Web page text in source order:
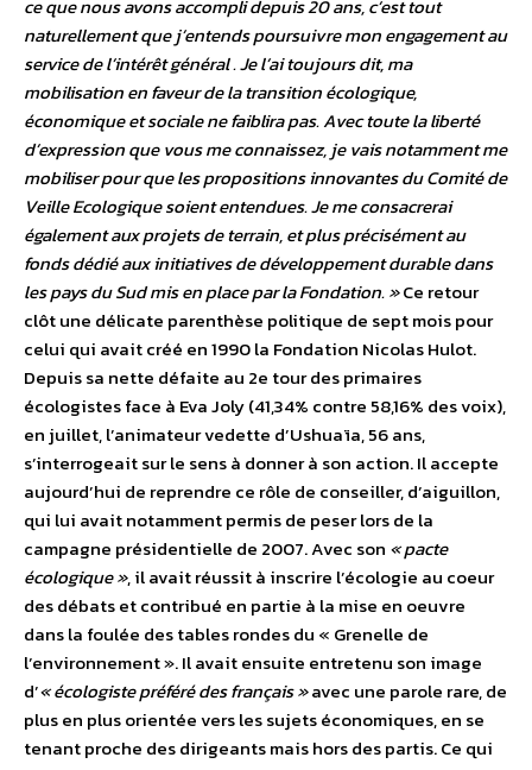
ce que nous avons accompli depuis 20 ans, c’est tout
naturellement que j’entends poursuivre mon engagement au
service de l’intérêt général . Je l’ai toujours dit, ma
mobilisation en faveur de la transition écologique,
économique et sociale ne faiblira pas. Avec toute la liberté
d’expression que vous me connaissez, je vais notamment me
mobiliser pour que les propositions innovantes du Comité de
Veille Ecologique soient entendues. Je me consacrerai
également aux projets de terrain, et plus précisément au
fonds dédié aux initiatives de développement durable dans
les pays du Sud mis en place par la Fondation. »Ce retour
clôt une délicate parenthèse politique de sept mois pour
celui qui avait créé en 1990 la Fondation Nicolas Hulot.
Depuis sa nette défaite au 2e tour des primaires
écologistes face à Eva Joly (41,34% contre 58,16% des voix),
en juillet, l’animateur vedette d’Ushuaïa, 56 ans,
s’interrogeait sur le sens à donner à son action. Il accepte
aujourd’hui de reprendre ce rôle de conseiller, d’aiguillon,
qui lui avait notamment permis de peser lors de la
campagne présidentielle de 2007. Avec son « pacte
écologique », il avait réussit à inscrire l’écologie au coeur
des débats et contribué en partie à la mise en oeuvre
dans la foulée des tables rondes du « Grenelle de
l’environnement ». Il avait ensuite entretenu son image
d’« écologiste préféré des français »avec une parole rare, de
plus en plus orientée vers les sujets économiques, en se
tenant proche des dirigeants mais hors des partis. Ce qui